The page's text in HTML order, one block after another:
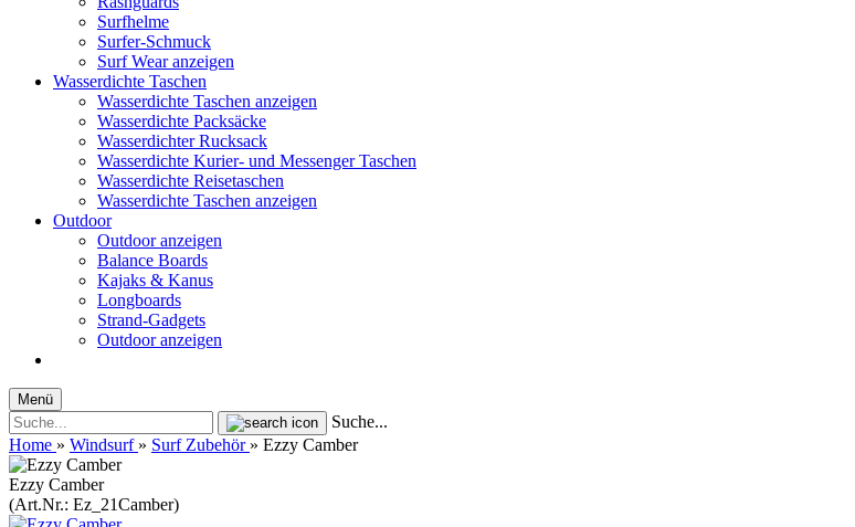
Surfhelme
Surfer-Schmuck
Surf Wear anzeigen
Wasserdichte Taschen
Wasserdichte Taschen anzeigen
Wasserdichte Packsäcke
Wasserdichter Rucksack
Wasserdichte Kurier- und Messenger Taschen
Wasserdichte Reisetaschen
Wasserdichte Taschen anzeigen
Outdoor
Outdoor anzeigen
Balance Boards
Kajaks & Kanus
Longboards
Strand-Gadgets
Outdoor anzeigen
Menü
Suche...
Home » Windsurf » Surf Zubehör » Ezzy Camber
Ezzy Camber
(Art.Nr.: Ez_21Camber)